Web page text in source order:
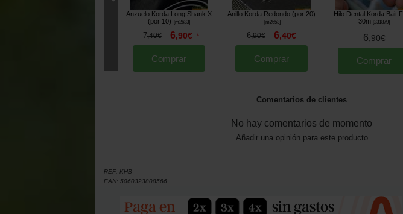
Anzuelo Korda Long Shank X
(por 10)
m2633]
7,40€ 6,90€ *
Comprar
Anillo Korda Redondo (por 20)
[m2653]
6,90€ 6,40€
Comprar
Hilo Dental Korda Bait
30m [231879]
6 90€
Comprar
Comentarios de clientes
No hay comentarios de momento
Añadir una opinión para este producto
REF: KHB
EAN: 5060323808566